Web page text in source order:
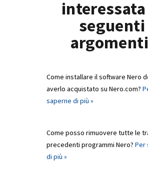
seguenti
Come installare il software Nero
averlo acquistato su Nero.com?
saperne di più »
Come posso rimuovere tutte le
precedenti programmi Nero? Per
di più »